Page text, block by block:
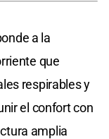
a la
que
respirables y
el confort con
amplia